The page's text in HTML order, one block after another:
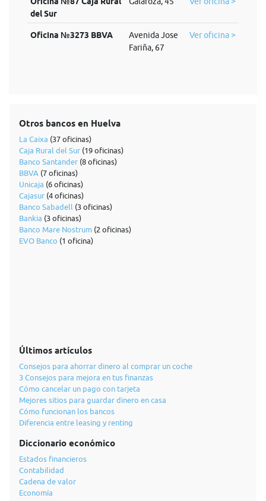
del Sur
Oficina №3273 BBVA
Avenida Jose
Fariña, 67
Ver oficina >
Otros bancos en Huelva
La Caixa (37 oficinas)
Caja Rural del Sur (19 oficinas)
Banco Santander (8 oficinas)
BBVA (7 oficinas)
Unicaja (6 oficinas)
Cajasur (4 oficinas)
Banco Sabadell (3 oficinas)
Bankia (3 oficinas)
Banco Mare Nostrum (2 oficinas)
EVO Banco (1 oficina)
Últimos artículos
Consejos para ahorrar dinero al comprar un coche
3 Consejos para mejora en tus finanzas
Cómo cancelar un pago con tarjeta
Mejores sitios para guardar dinero en casa
Cómo funcionan los bancos
Diferencia entre leasing y renting
Diccionario económico
Estados financieros
Contabilidad
Cadena de valor
Economía